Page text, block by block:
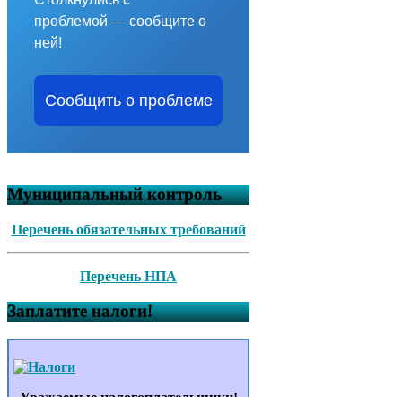
проблемой — сообщите о
ней!
Сообщить о проблеме
Муниципальный контроль
Перечень обязательных требований
Перечень НПА
Заплатите налоги!